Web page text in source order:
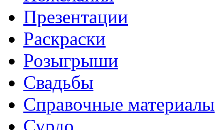
Презентации
Раскраски
Розыгрыши
Свадьбы
Справочные материалы
Сурдо